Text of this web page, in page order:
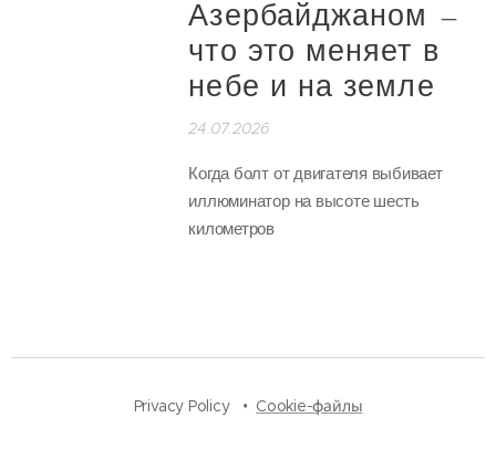
Азербайджаном —
что это меняет в
небе и на земле
24.07.2026
Когда болт от двигателя выбивает
иллюминатор на высоте шесть
километров
Privacy Policy Cookie-файлы